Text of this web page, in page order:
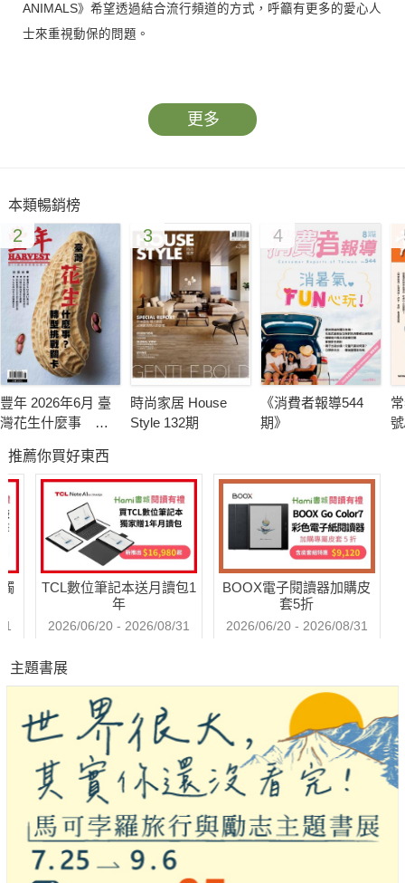
ANIMALS》希望透過結合流行頻道的方式，呼籲有更多的愛心人
士來重視動保的問題。
有著一段流浪的故事，讓人唏噓不已。《關於ANIMALS》訪問了
許多家喻戶曉的明星藝人及政治、企業人士，是希望透過名人愛
因為你是牠們的唯一。
貓小P本期教您最IN的貓毛氈及貓造型相框；星亞老師本期又有
新故事了；網路「寵物明星夢」活動的前三名也來分享牠們的喜
悅喔！本期還有其他更精彩的內容，等你來發覺喔！
感謝讀者們對《關於ANIMALS》的支持與愛護，我們除了提供更
豐富精采的內容與大家分享外，讀者回函的贈品及抽獎也越來越
豐富。時尚的動物雜誌一直是我們追求的目標，我們會更加努
更多
本類暢銷榜
2
豐年 2026年6月 臺
灣花生什麼事 轉
3
時尚家居 House
Style 132期
4
《消費者報導544
期》
推薦你買好東西
TCL數位筆記本送月讀包1
年
2026/06/20 - 2026/08/31
BOOX電子閱讀器加購皮
套5折
2026/06/20 - 2026/08/31
主題書展